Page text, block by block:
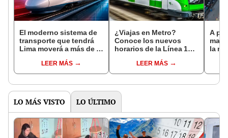
El moderno sistema de
transporte que tendrá
Lima moverá a más de 7
reducirá hasta dos
horas los tiempos de
LEER MÁS
¿Viajas en Metro?
Conoce los nuevos
horarios de la Línea 1
según la ATU
LEER MÁS
A
la
LO MÁS VISTO LO ÚLTIMO